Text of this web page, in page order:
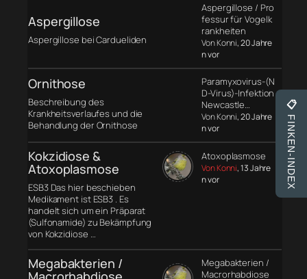
Aspergillose
Aspergillose bei Cardueliden
Aspergillose / Pro
fessur für Vogelk
rankheiten
Von Konni, 20 Jahre
n vor
Ornithose
Beschreibung des
Krankheitsverlaufes und die
Behandlung der Ornithose
Paramyxovirus-(N
D-Virus)-Infektion
Newcastle…
Von Konni, 20 Jahre
n vor
Kokzidiose &
Atoxoplasmose
ESB3 Das hier beschieben
Medikament ist ESB3 . Es
handelt sich um ein Präparat
(Sulfonamide) zu Bekämpfung
von Kokzidiose …
Atoxoplasmose
Von Konni, 13 Jahre
n vor
Megabakterien /
Megabakterien /
Macrorhabdiose
📋
FINKEN-INDEX